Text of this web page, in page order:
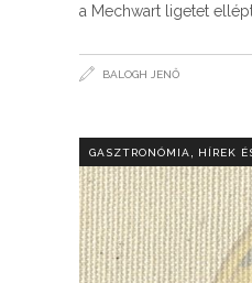
a Mechwart ligetet
BALOGH JENŐ
GASZTRONÓMIA HÍREK